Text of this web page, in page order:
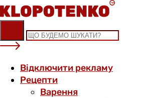
Skip
to
content
Відключити рекламу
Рецепти
Варення